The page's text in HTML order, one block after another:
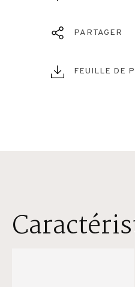
PARTAGER
FEUILLE DE